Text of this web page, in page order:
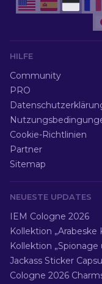
HILFE
Community
PRO
Cookie-Richtlinien
Partner
Sitemap
NEUESTE UPDATES
IEM Cologne 2026
Kollektion „Arabeske
Kollektion „Spionage
Jackass Sticker
Cologne 2026